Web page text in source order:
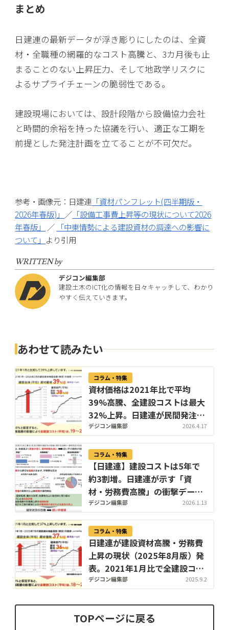
まとめ
日建連の最新データが浮き彫りにしたのは、全資
材・全職種の網羅的なコスト高騰と、3カ月後も止
まることのない上昇圧力、そして地政学リスクに
よるサプライチェーンの脆弱性である。
建設現場においては、設計段階から設備協力会社
と時間的余裕を持った協議を行い、適正な工期を
前提とした発注計画を立てることが不可欠だ。
参考・画像元：日建連 「資材パンフレット(四半期版・
2026年春版)」 ／ 「設備工事費上昇等の現状について2026
年春版」
／ 「中東情勢による建設資材の調達への影響に
ついて」 より引用
WRITTEN by
デジコン編集部
建設土木のICT化の情報を日々キャッチして、わかり
やすく伝えていきます。
あわせて読みたい
コラム・特集
資材価格は2021年比で平均
39%高騰、全建設コストは最大
32%上昇。日建連が民間発注
者・施主に価格転嫁と工期確保
への理解・協力を呼びかけ
デジコン編集部 2026.4.17
コラム・特集
【日建連】建設コストは5年で
約3割増。日建連が示す「資
材・労務費高騰」の衝撃データ
と法改正のポイント【2025年
12月版】
デジコン編集部 2026.1.13
コラム・特集
日建連が建設資材高騰・労務費
上昇の現状（2025年8月版）発
表。2021年1月比で全建設コス
ト25〜29%上昇
デジコン編集部 2025.9.2
TOPページに戻る